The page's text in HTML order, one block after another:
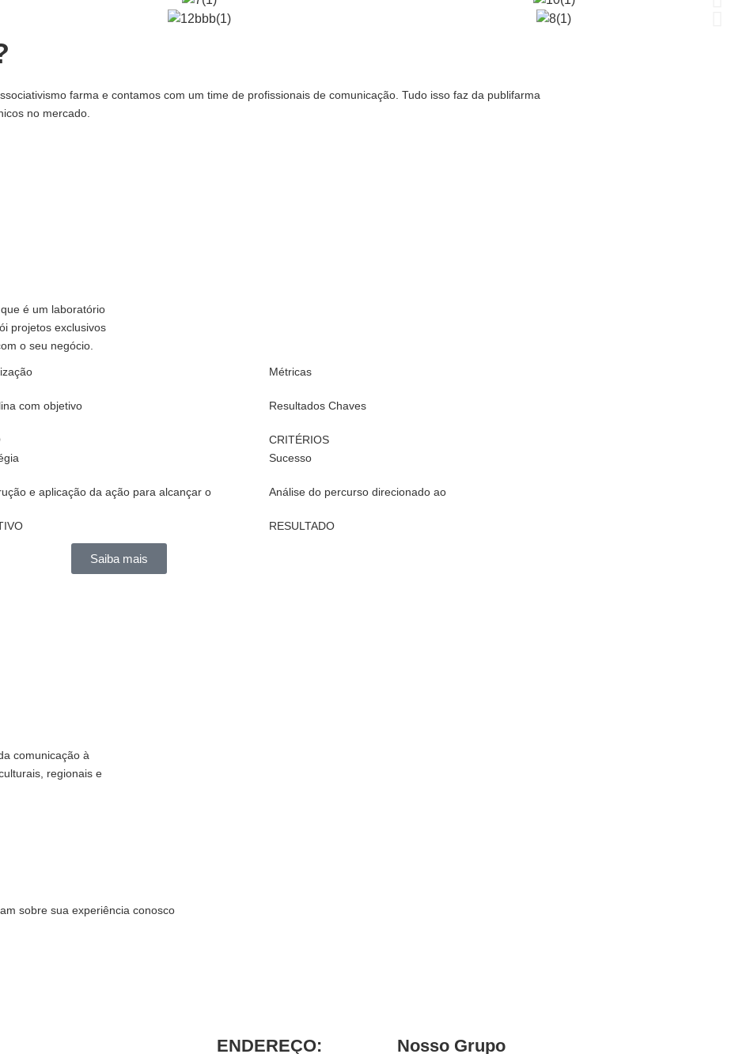
farma e contamos com um time de profissionais de comunicação. Tudo isso faz da publifarma
no mercado.
é um laboratório
projetos exclusivos
o seu negócio.
com objetivo
Métricas
Resultados Chaves
CRITÉRIOS
e aplicação da ação para alcançar o
Sucesso
Análise do percurso direcionado ao
RESULTADO
Saiba mais
comunicação à
regionais e
sobre sua experiência conosco
ENDEREÇO: Nosso Grupo